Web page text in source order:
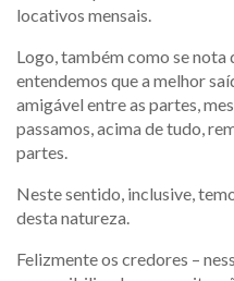
locativos mensais.
Logo, também como se nota
entendemos que a melhor
amigável entre as partes,
passamos, acima de tudo,
partes.
Neste sentido, inclusive,
desta natureza.
Felizmente os credores –